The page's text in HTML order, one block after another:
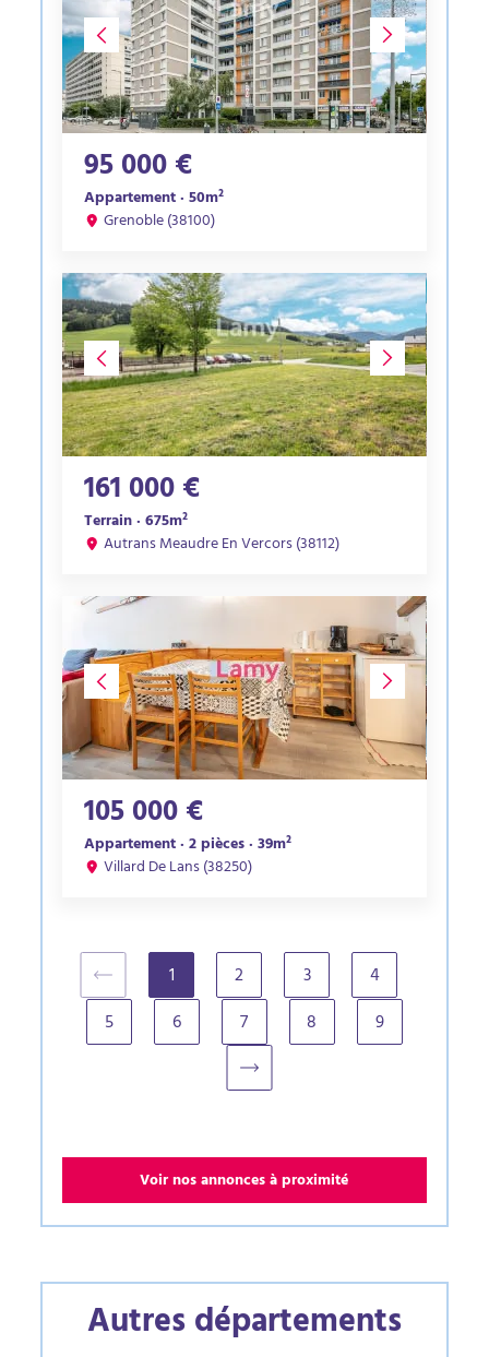
95 000 €
Appartement · 50m²
Grenoble (38100)
161 000 €
Terrain · 675m²
Autrans Meaudre En Vercors (38112)
105 000 €
Appartement · 2 pièces · 39m²
Villard De Lans (38250)
1(current)2 3
4
5
6 7 8 9
Voir nos annonces à proximité
Autres départements